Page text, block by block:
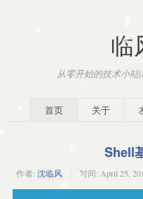
临
从零开始的技术小
首页 关于
Shell
作者: 沈临风 时间: April 25,